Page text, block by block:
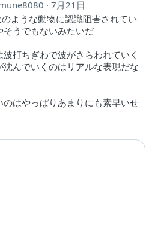
7月21日
ような動物に認識阻害されてい
そうでもないみたいだ
打ちぎわで波がさらわれていく
沈んでいくのはリアルな表現だな
のはやっぱりあまりにも素早いせ